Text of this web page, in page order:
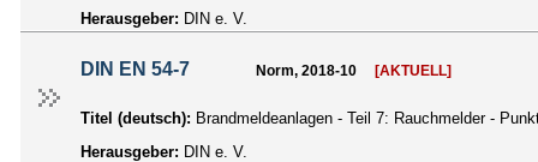
Herausgeber: DIN e. V.
DIN EN 54-7 Norm, 2018-10 [AKTUELL]
Titel (deutsch): Brandmeldeanlagen - Teil 7: Rauchmelder -
Herausgeber: DIN e. V.